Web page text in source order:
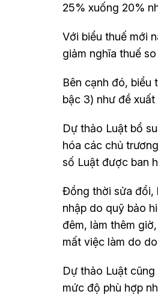
25% xuống 20%
Với biểu thuế mới
giảm nghĩa thuế
Bên cạnh đó,
bậc 3) như đề
Dự thảo Luật bổ
hóa các chủ
số Luật được ban
Đồng thời sửa đổi,
nhập do quỹ bảo
đêm, làm thêm
mất việc làm do
Dự thảo Luật
mức độ phù hợp